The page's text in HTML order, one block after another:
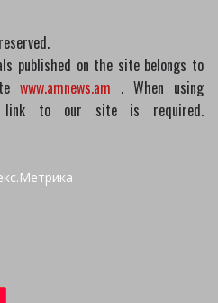
published on the site belongs to
www.amnews.am . When using
link to our site is required.